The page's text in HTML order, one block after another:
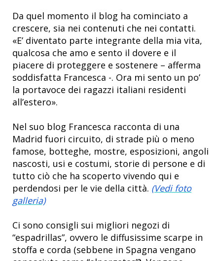
Da quel momento il blog ha cominciato a
crescere, sia nei contenuti che nei contatti.
«E’ diventato parte integrante della mia vita,
qualcosa che amo e sento il dovere e il
piacere di proteggere e sostenere – afferma
soddisfatta Francesca -. Ora mi sento un po’
la portavoce dei ragazzi italiani residenti
all’estero».
Nel suo blog Francesca racconta di una
Madrid fuori circuito, di strade più o meno
famose, botteghe, mostre, esposizioni, angoli
nascosti, usi e costumi, storie di persone e di
tutto ciò che ha scoperto vivendo qui e
perdendosi per le vie della città. (Vedi foto
galleria)
Ci sono consigli sui migliori negozi di
“espadrillas”, ovvero le diffusissime scarpe in
stoffa e corda (sebbene in Spagna vengano